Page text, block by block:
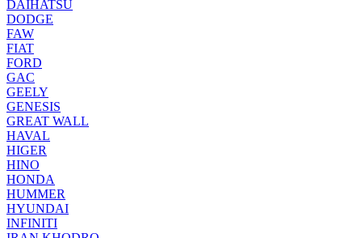
DAIHATSU
DODGE
FAW
FIAT
FORD
GAC
GEELY
GENESIS
GREAT WALL
HAVAL
HIGER
HINO
HONDA
HUMMER
HYUNDAI
INFINITI